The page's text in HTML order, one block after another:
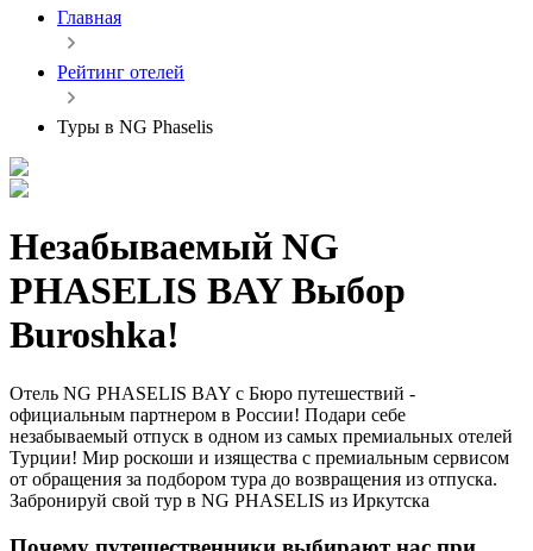
Главная
Рейтинг отелей
Туры в NG Phaselis
Незабываемый NG
PHASELIS BAY Выбор
Buroshka!
Отель NG PHASELIS BAY с Бюро путешествий -
официальным партнером в России! Подари себе
незабываемый отпуск в одном из самых премиальных отелей
Турции! Мир роскоши и изящества с премиальным сервисом
от обращения за подбором тура до возвращения из отпуска.
Забронируй свой тур в NG PHASELIS из Иркутска